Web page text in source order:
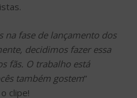
na fase de lançamento dos
decidimos fazer essa
fãs. O trabalho está
também gostem”
clipe!